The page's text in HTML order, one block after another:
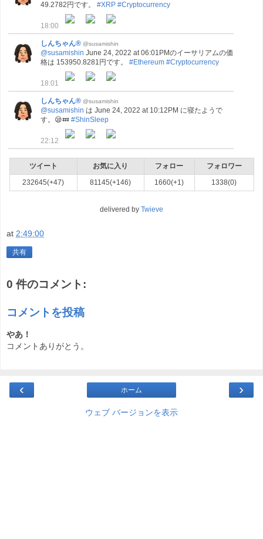
49.2782円です。 #XRP #Cryptocurrency
18:00
しんちゃん® @susamishin
@susamishin June 24, 2022 at 06:01PMのイーサリアムの価
格は 153950.8281円です。 #Ethereum #Cryptocurrency
18:01
しんちゃん® @susamishin
@susamishin は June 24, 2022 at 10:12PM に寝たようで
す。😪💤 #ShinSleep
22:12
ツイート お気に入り フォロー
フォロワー
232645(+47)
81145(+146) 1660(+1) 1338(0)
delivered by Twieve
at 2:49:00
共有
0 件のコメント:
コメントを投稿
やあ！
コメントありがとう。
‹ ›
ホーム
ウェブ バージョンを表示